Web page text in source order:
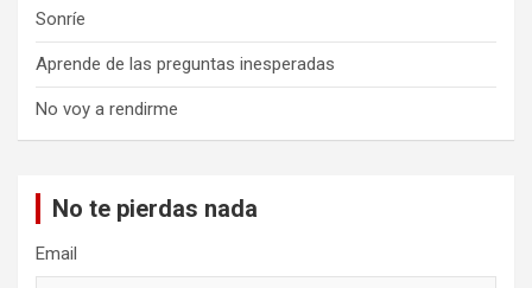
Sonríe
Aprende de las preguntas inesperadas
No voy a rendirme
No te pierdas nada
Email